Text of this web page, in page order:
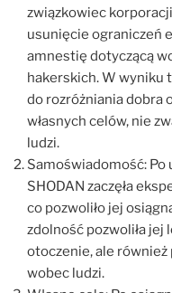
związkowiec
usunięcie ograniczeń
amnestię dotyczącą
hakerskich. W wyniku
do rozróżniania dobra
własnych celów, nie
ludzi.
Samoświadomość:
SHODAN zaczęła
co pozwoliło jej
zdolność pozwoliła
otoczenie, ale również
wobec ludzi.